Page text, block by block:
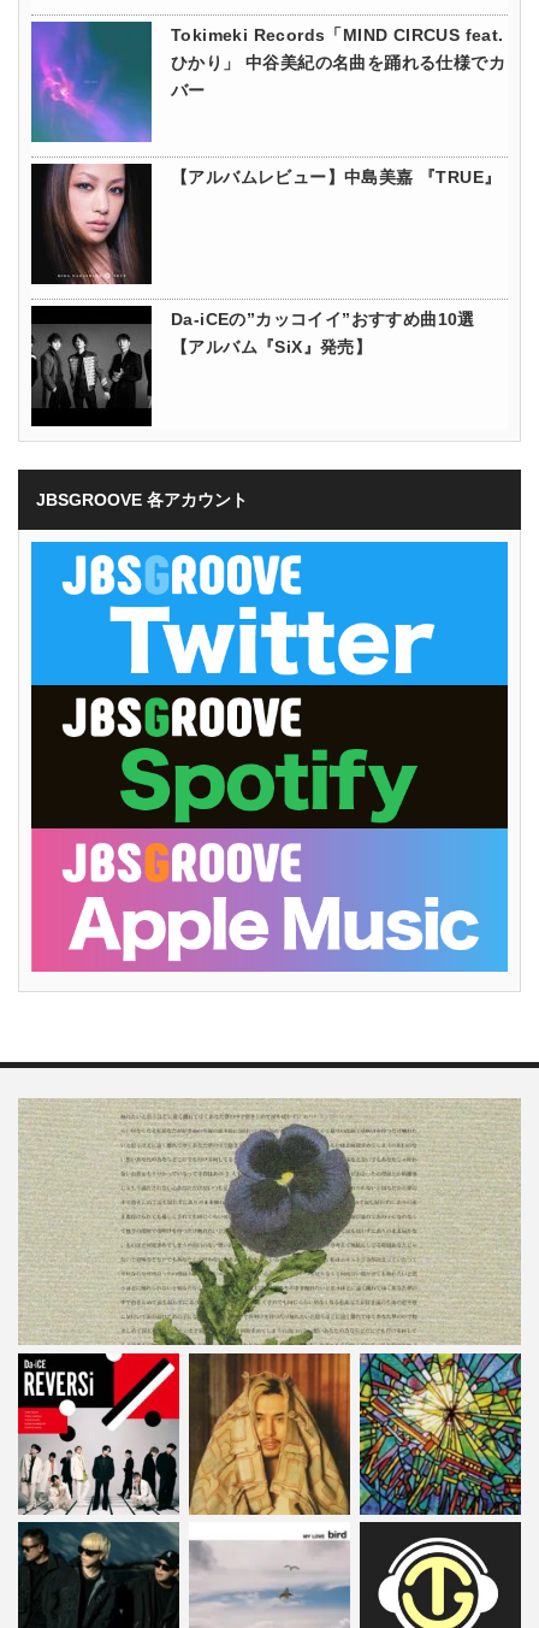
Tokimeki Records「MIND CIRCUS feat.
ひかり」 中谷美紀の名曲を踊れる仕様でカ
バー
【アルバムレビュー】中島美嘉 『TRUE』
Da-iCEの”カッコイイ”おすすめ曲10選
【アルバム『SiX』発売】
JBSGROOVE 各アカウント